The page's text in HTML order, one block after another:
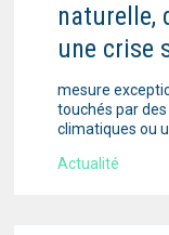
naturelle,
une crise
mesure
touchés par
climatiques ou
Actualité